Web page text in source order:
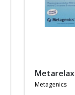
metarelax
metagenics